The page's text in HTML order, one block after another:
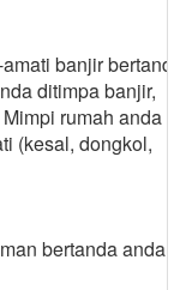
banjir bertanda
ditimpa banjir,
rumah anda
(kesal, dongkol,
bertanda anda